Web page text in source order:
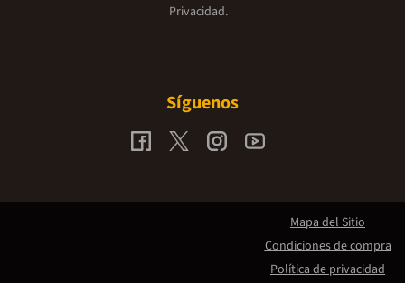
Privacidad.
Síguenos
Mapa del Sitio
Condiciones de compra
Política de privacidad